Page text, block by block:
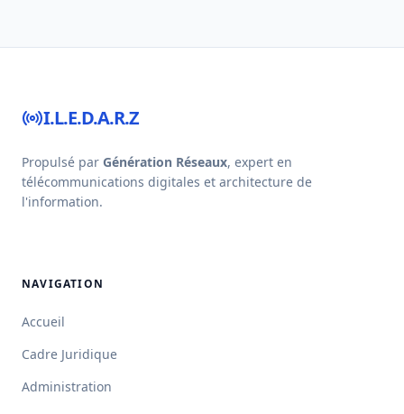
I.L.E.D.A.R.Z
Propulsé par Génération Réseaux, expert en
télécommunications digitales et architecture de
l'information.
NAVIGATION
Accueil
Cadre Juridique
Administration